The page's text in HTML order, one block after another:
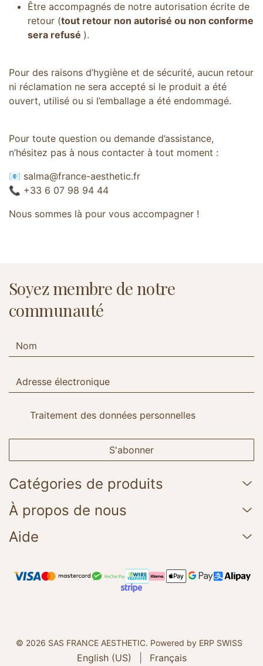
Être accompagnés de notre autorisation écrite de
retour (tout retour non autorisé ou non conforme
sera refusé ).
Pour des raisons d’hygiène et de sécurité, aucun retour
ni réclamation ne sera accepté si le produit a été
ouvert, utilisé ou si l’emballage a été endommagé.
Pour toute question ou demande d’assistance,
n’hésitez pas à nous contacter à tout moment :
📧 salma@france-aesthetic.fr
📞 +33 6 07 98 94 44
Nous sommes là pour vous accompagner !
Soyez membre de notre
communauté
Traitement des données personnelles
S'abonner
Catégories de produits
À propos de nous
Aide
© 2026 SAS FRANCE AESTHETIC. Powered by ERP SWISS
English (US) Français